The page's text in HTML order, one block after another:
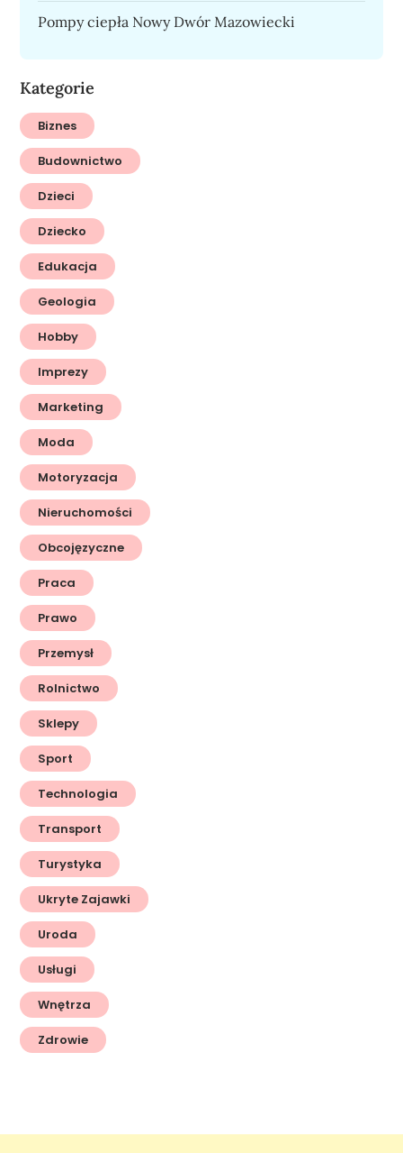
Pompy ciepła Nowy Dwór Mazowiecki
Kategorie
Biznes
Budownictwo
Dzieci
Dziecko
Edukacja
Geologia
Hobby
Imprezy
Marketing
Moda
Motoryzacja
Nieruchomości
Obcojęzyczne
Praca
Prawo
Przemysł
Rolnictwo
Sklepy
Sport
Technologia
Transport
Turystyka
Ukryte Zajawki
Uroda
Usługi
Wnętrza
Zdrowie